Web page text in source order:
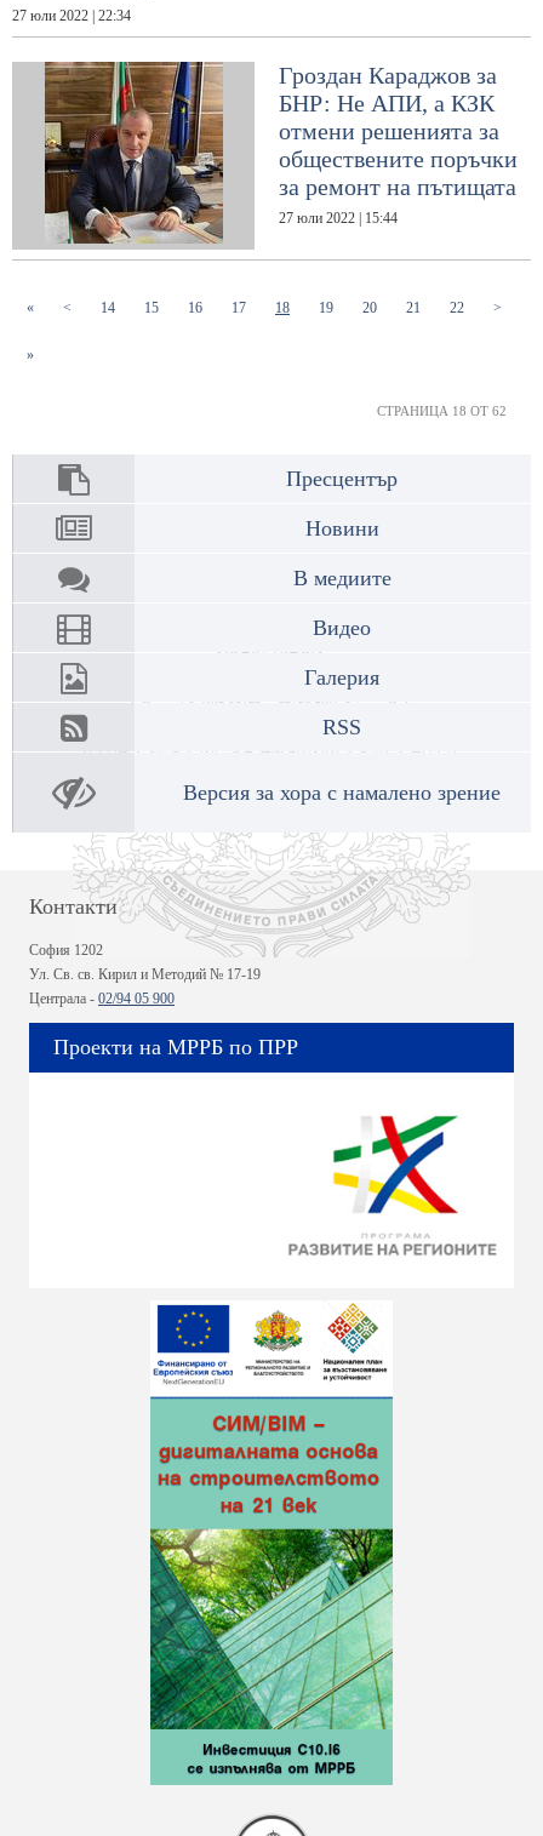
27 юли 2022 | 22:34
Гроздан Караджов за
БНР: Не АПИ, а КЗК
отмени решенията за
обществените поръчки
за ремонт на пътищата
27 юли 2022 | 15:44
« < 14(current)
15(current)
16(current)
17(current)
18(current)
19(current)
20(current)
21 (current)
22(current)
>
»
СТРАНИЦА 18 ОТ 62
Пресцентър
Новини
В медиите
Видео
Галерия
RSS
Версия за хора с намалено зрение
Контакти
София 1202
Ул. Св. св. Кирил и Методий № 17-19
Централа - 02/94 05 900
Проекти на МРРБ по ПРР